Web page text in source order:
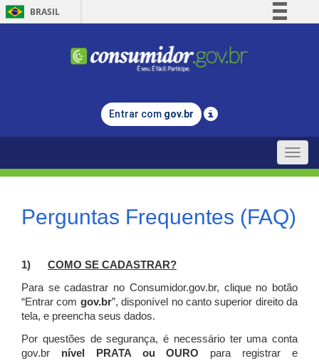
BRASIL
Comunica BR
Legislação
Entrar com gov.br
Toggle
Perguntas Frequentes (FAQ)
1) COMO SE CADASTRAR?
Para se cadastrar no Consumidor.gov.br, clique no botão
“Entrar com gov.br”, disponível no canto superior direito da
tela, e preencha seus dados.
Por questões de segurança, é necessário ter uma conta
gov.br nível PRATA ou OURO para registrar e